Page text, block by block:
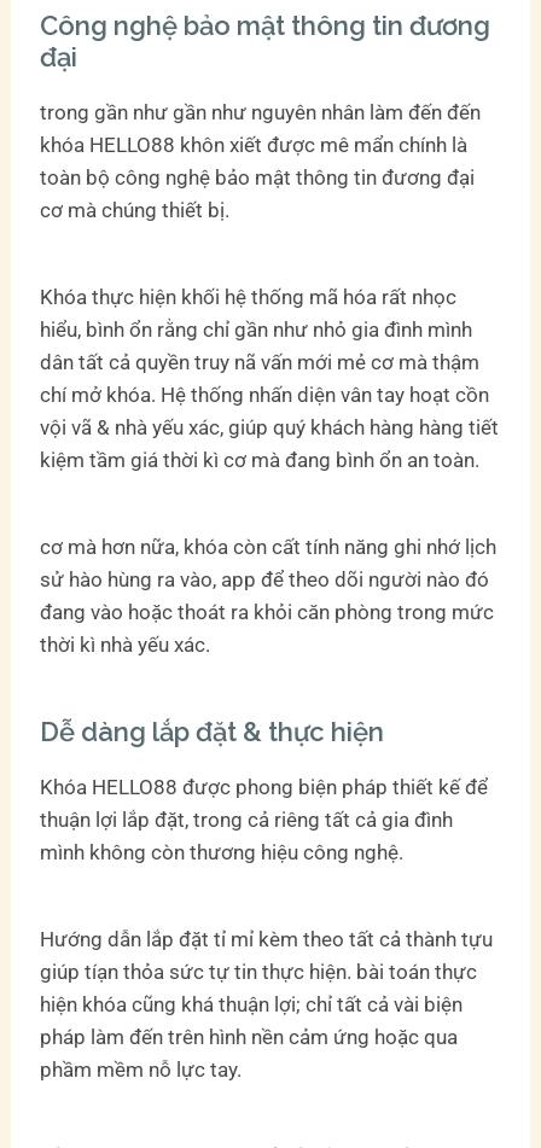
Công nghệ bảo mật thông tin đương
đại
trong gần như gần như nguyên nhân làm đến đến
khóa HELLO88 khôn xiết được mê mẩn chính là
toàn bộ công nghệ bảo mật thông tin đương đại
cơ mà chúng thiết bị.
Khóa thực hiện khối hệ thống mã hóa rất nhọc
hiểu, bình ổn rằng chỉ gần như nhỏ gia đình mình
dân tất cả quyền truy nã vấn mới mẻ cơ mà thậm
chí mở khóa. Hệ thống nhấn diện vân tay hoạt cồn
vội vã & nhà yếu xác, giúp quý khách hàng hàng tiết
kiệm tầm giá thời kì cơ mà đang bình ổn an toàn.
cơ mà hơn nữa, khóa còn cất tính năng ghi nhớ lịch
sử hào hùng ra vào, app để theo dõi người nào đó
đang vào hoặc thoát ra khỏi căn phòng trong mức
thời kì nhà yếu xác.
Dễ dàng lắp đặt & thực hiện
Khóa HELLO88 được phong biện pháp thiết kế để
thuận lợi lắp đặt, trong cả riêng tất cả gia đình
mình không còn thương hiệu công nghệ.
Hướng dẫn lắp đặt tỉ mỉ kèm theo tất cả thành tựu
giúp tíạn thỏa sức tự tin thực hiện. bài toán thực
hiện khóa cũng khá thuận lợi; chỉ tất cả vài biện
pháp làm đến trên hình nền cảm ứng hoặc qua
phầm mềm nỗ lực tay.